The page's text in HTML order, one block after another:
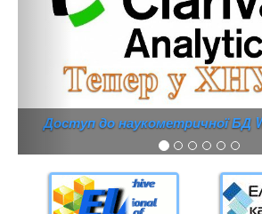
Доступ до наукометричної БД